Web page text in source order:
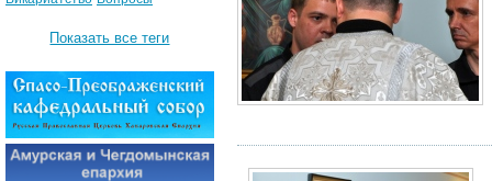
Показать все теги